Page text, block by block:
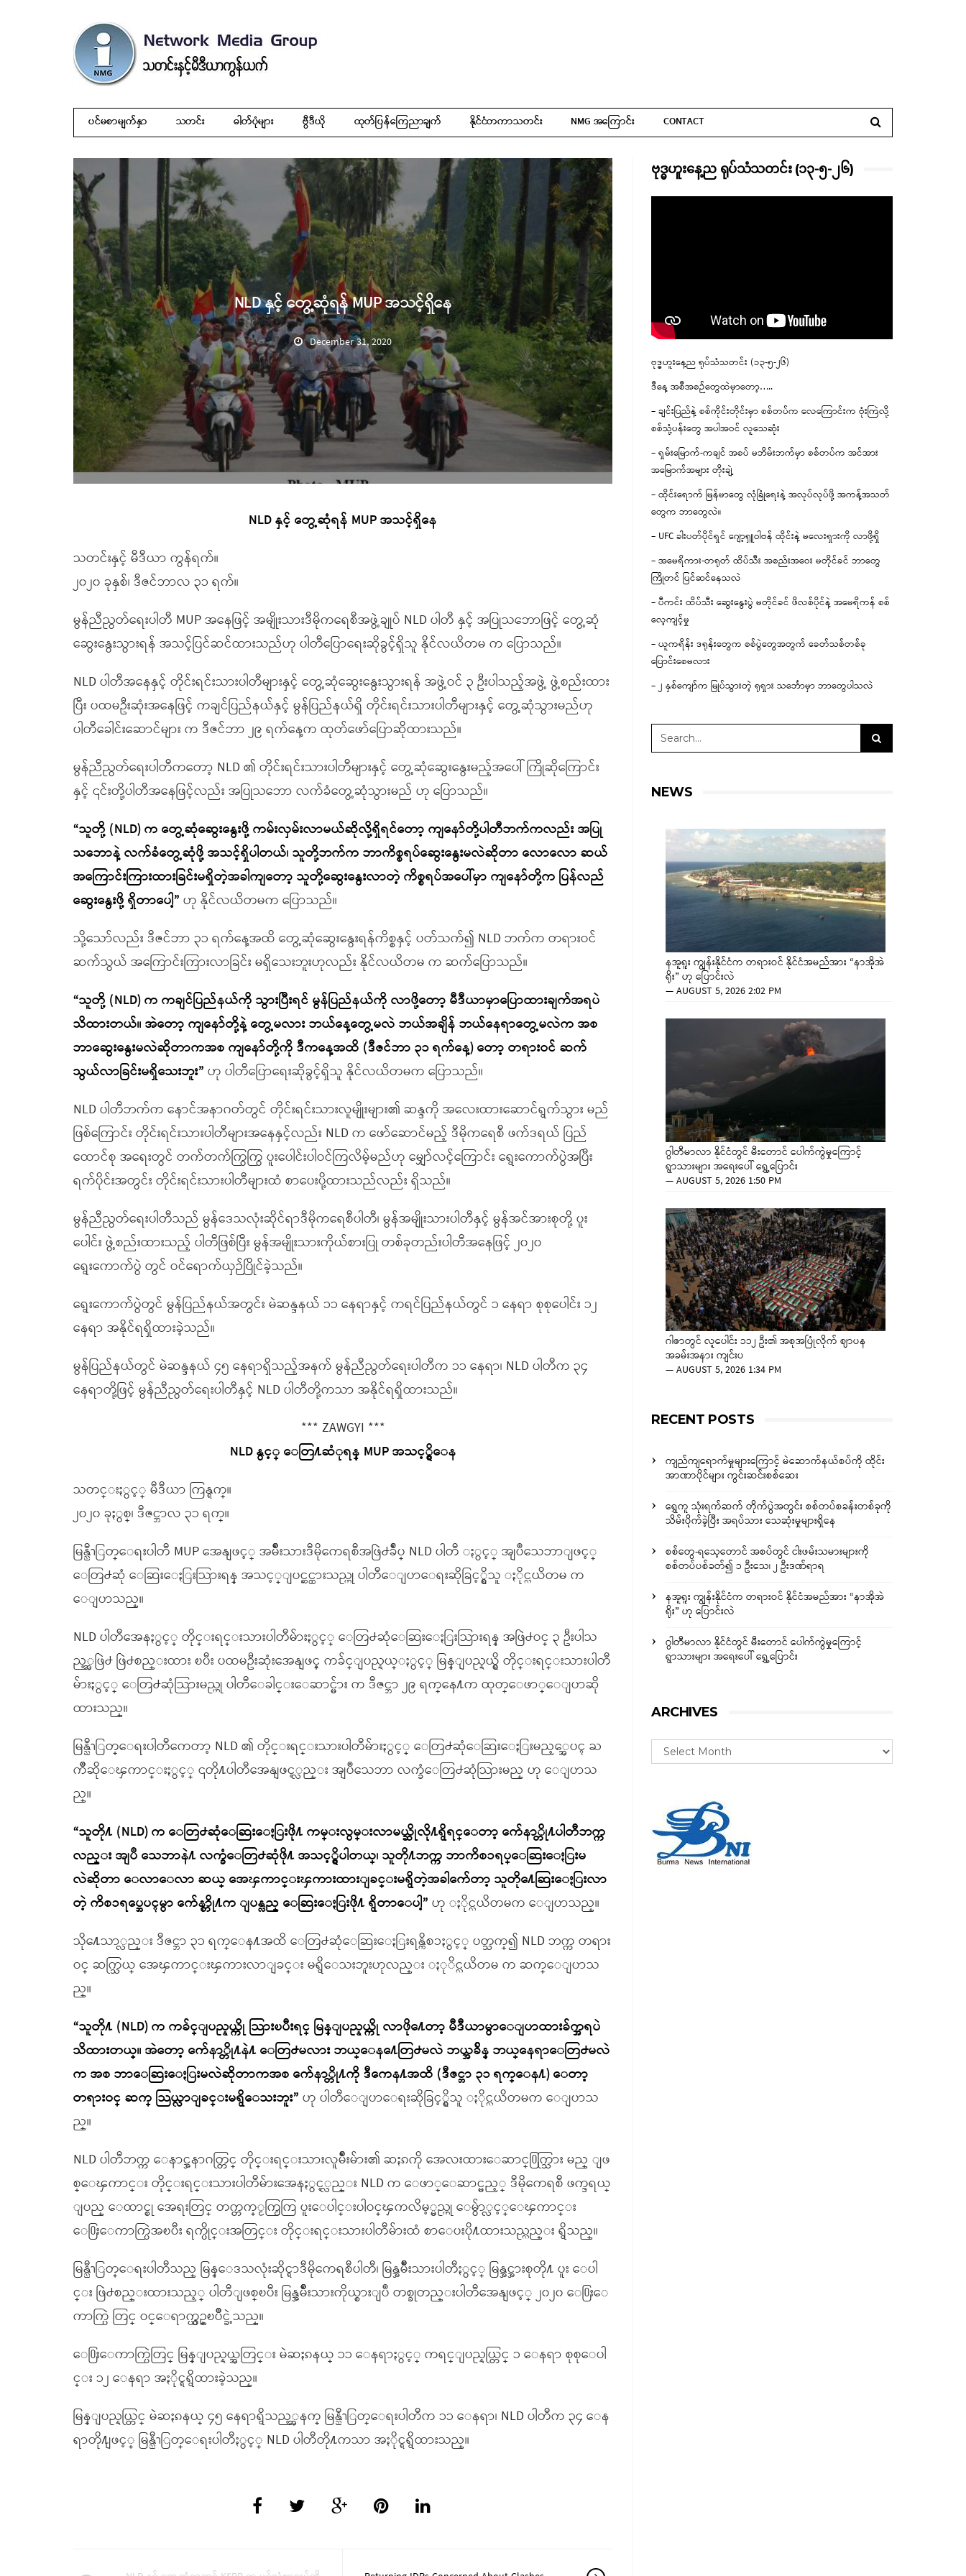
ပင်မစာမျက်နှာ သတင်း ဓါတ်ပုံများ ဗွီဒီယို ထုတ်ပြန်ကြေညာချက် နိုင်ငံတကာသတင်း NMG အကြောင်း CONTACT
NLD နှင့် တွေ့ဆုံရန် MUP အသင့်ရှိနေ
December 31, 2020
NLD နှင့် တွေ့ဆုံရန် MUP အသင့်ရှိနေ
သတင်းနှင့် မီဒီယာ ကွန်ရက်။
၂၀၂၀ ခုနှစ်၊ ဒီဇင်ဘာလ ၃၁ ရက်။
မွန်ညီညွတ်ရေးပါတီ MUP အနေဖြင့် အမျိုးသားဒီမိုကရေစီအဖွဲ့ချုပ် NLD ပါတီ နှင့် အပြုသဘောဖြင့် တွေ့ဆုံ
ဆွေးနွေးသွားရန် အသင့်ပြင်ဆင်ထားသည်ဟု ပါတီပြောရေးဆိုခွင့်ရှိသူ နိုင်လယိတမ က ပြောသည်။
NLD ပါတီအနေနှင့် တိုင်းရင်းသားပါတီများနှင့် တွေ့ဆုံဆွေးနွေးသွားရန် အဖွဲ့ဝင် ၃ ဦးပါသည့်အဖွဲ့ ဖွဲ့စည်းထား
ပြီး ပထမဦးဆုံးအနေဖြင့် ကချင်ပြည်နယ်နှင့် မွန်ပြည်နယ်ရှိ တိုင်းရင်းသားပါတီများနှင့် တွေ့ဆုံသွားမည်ဟု
ပါတီခေါင်းဆောင်များ က ဒီဇင်ဘာ ၂၉ ရက်နေ့က ထုတ်ဖော်ပြောဆိုထားသည်။
မွန်ညီညွတ်ရေးပါတီကတော့ NLD ၏ တိုင်းရင်းသားပါတီများနှင့် တွေ့ဆုံဆွေးနွေးမည့်အပေါ် ကြိုဆိုကြောင်း
နှင့် ၎င်းတို့ပါတီအနေဖြင့်လည်း အပြုသဘော လက်ခံတွေ့ဆုံသွားမည် ဟု ပြောသည်။
“သူတို့ (NLD) က တွေ့ဆုံဆွေးနွေးဖို့ ကမ်းလှမ်းလာမယ်ဆိုလို့ရှိရင်တော့ ကျနော်တို့ပါတီဘက်ကလည်း အပြု
သဘောနဲ့ လက်ခံတွေ့ဆုံဖို့ အသင့်ရှိပါတယ်၊ သူတို့ဘက်က ဘာကိစ္စရပ်ဆွေးနွေးမလဲဆိုတာ လောလော ဆယ်
အကြောင်းကြားထားခြင်းမရှိတဲ့အခါကျတော့ သူတို့ဆွေးနွေးလာတဲ့ ကိစ္စရပ်အပေါ်မှာ ကျနော်တို့က ပြန်လည်
ဆွေးနွေးဖို့ ရှိတာပေါ့” ဟု နိုင်လယိတမက ပြောသည်။
သို့သော်လည်း ဒီဇင်ဘာ ၃၁ ရက်နေ့အထိ တွေ့ဆုံဆွေးနွေးရန်ကိစ္စနှင့် ပတ်သက်၍ NLD ဘက်က တရားဝင်
ဆက်သွယ် အကြောင်းကြားလာခြင်း မရှိသေးဘူးဟုလည်း နိုင်လယိတမ က ဆက်ပြောသည်။
“သူတို့ (NLD) က ကချင်ပြည်နယ်ကို သွားပြီးရင် မွန်ပြည်နယ်ကို လာဖို့တော့ မီဒီယာမှာပြောထားချက်အရပဲ
သိထားတယ်။ အဲတော့ ကျနော်တို့နဲ့ တွေ့မလား ဘယ်နေ့တွေ့မလဲ ဘယ်အချိန် ဘယ်နေရာတွေ့မလဲက အစ
ဘာဆွေးနွေးမလဲဆိုတာကအစ ကျနော်တို့ကို ဒီကနေ့အထိ (ဒီဇင်ဘာ ၃၁ ရက်နေ့) တော့ တရားဝင် ဆက်
သွယ်လာခြင်းမရှိသေးဘူး” ဟု ပါတီပြောရေးဆိုခွင့်ရှိသူ နိုင်လယိတမက ပြောသည်။
NLD ပါတီဘက်က နောင်အနာဂတ်တွင် တိုင်းရင်းသားလူမျိုးများ၏ ဆန္ဒကို အလေးထားဆောင်ရွက်သွား မည်
ဖြစ်ကြောင်း တိုင်းရင်းသားပါတီများအနေနှင့်လည်း NLD က ဖော်ဆောင်မည့် ဒီမိုကရေစီ ဖက်ဒရယ် ပြည်
ထောင်စု အရေးတွင် တက်တက်ကြွကြွ ပူးပေါင်းပါဝင်ကြလိမ့်မည်ဟု မျှော်လင့်ကြောင်း ရွေးကောက်ပွဲအပြီး
ရက်ပိုင်းအတွင်း တိုင်းရင်းသားပါတီများထံ စာပေးပို့ထားသည်လည်း ရှိသည်။
မွန်ညီညွတ်ရေးပါတီသည် မွန်ဒေသလုံးဆိုင်ရာဒီမိုကရေစီပါတီ၊ မွန်အမျိုးသားပါတီနှင့် မွန်အင်အားစုတို့ ပူး
ပေါင်း ဖွဲ့စည်းထားသည့် ပါတီဖြစ်ပြီး မွန်အမျိုးသားကိုယ်စားပြု တစ်ခုတည်းပါတီအနေဖြင့် ၂၀၂၀
ရွေးကောက်ပွဲ တွင် ဝင်ရောက်ယှဉ်ပြိုင်ခဲ့သည်။
ရွေးကောက်ပွဲတွင် မွန်ပြည်နယ်အတွင်း မဲဆန္ဒနယ် ၁၁ နေရာနှင့် ကရင်ပြည်နယ်တွင် ၁ နေရာ စုစုပေါင်း ၁၂
နေရာ အနိုင်ရရှိထားခဲ့သည်။
မွန်ပြည်နယ်တွင် မဲဆန္ဒနယ် ၄၅ နေရာရှိသည့်အနက် မွန်ညီညွတ်ရေးပါတီက ၁၁ နေရာ၊ NLD ပါတီက ၃၄
နေရာတို့ဖြင့် မွန်ညီညွတ်ရေးပါတီနှင့် NLD ပါတီတို့ကသာ အနိုင်ရရှိထားသည်။
*** ZAWGYI ***
NLD နွင့္ ေတြ႔ဆံုရန္ MUP အသင့္ရွိေန
သတင္းႏွင့္ မီဒီယာ ကြန္ရက္။
၂၀၂၀ ခုႏွစ္၊ ဒီဇင္ဘာလ ၃၁ ရက္။
မြန္ညီၫြတ္ေရးပါတီ MUP အေနျဖင့္ အမ်ိဳးသားဒီမိုကေရစီအဖြဲ႕ခ်ဳပ္ NLD ပါတီ ႏွင့္ အျပဳသေဘာျဖင့္
ေတြ႕ဆုံ ေဆြးေႏြးသြားရန္ အသင့္ျပင္ဆင္ထားသည္ဟု ပါတီေျပာေရးဆိုခြင့္ရွိသူ ႏိုင္လယိတမ က
ေျပာသည္။
NLD ပါတီအေနႏွင့္ တိုင္းရင္းသားပါတီမ်ားႏွင့္ ေတြ႕ဆုံေဆြးေႏြးသြားရန္ အဖြဲ႕ဝင္ ၃ ဦးပါသ
ည့္အဖြဲ႕ ဖြဲ႕စည္းထား ၿပီး ပထမဦးဆုံးအေနျဖင့္ ကခ်င္ျပည္နယ္ႏွင့္ မြန္ျပည္နယ္ရွိ တိုင္းရင္းသားပါတီ
မ်ားႏွင့္ ေတြ႕ဆုံသြားမည္ဟု ပါတီေခါင္းေဆာင္မ်ား က ဒီဇင္ဘာ ၂၉ ရက္ေန႔က ထုတ္ေဖာ္ေျပာဆို
ထားသည္။
မြန္ညီၫြတ္ေရးပါတီကေတာ့ NLD ၏ တိုင္းရင္းသားပါတီမ်ားႏွင့္ ေတြ႕ဆုံေဆြးေႏြးမည့္အေပၚ ႀ
ကိဳဆိုေၾကာင္းႏွင့္ ၎တို႔ပါတီအေနျဖင့္လည္း အျပဳသေဘာ လက္ခံေတြ႕ဆုံသြားမည္ ဟု ေျပာသ
ည္။
“သူတို႔ (NLD) က ေတြ႕ဆုံေဆြးေႏြးဖို႔ ကမ္းလွမ္းလာမယ္ဆိုလို႔ရွိရင္ေတာ့ က်ေနာ္တို႔ပါတီဘက္က
လည္း အျပဳ သေဘာနဲ႔ လက္ခံေတြ႕ဆုံဖို႔ အသင့္ရွိပါတယ္၊ သူတို႔ဘက္က ဘာကိစၥရပ္ေဆြးေႏြးမ
လဲဆိုတာ ေလာေလာ ဆယ္ အေၾကာင္းၾကားထားျခင္းမရွိတဲ့အခါက်ေတာ့ သူတို႔ေဆြးေႏြးလာ
တဲ့ ကိစၥရပ္အေပၚမွာ က်ေနာ္တို႔က ျပန္လည္ ေဆြးေႏြးဖို႔ ရွိတာေပါ့” ဟု ႏိုင္လယိတမက ေျပာသည္။
သို႔ေသာ္လည္း ဒီဇင္ဘာ ၃၁ ရက္ေန႔အထိ ေတြ႕ဆုံေဆြးေႏြးရန္ကိစၥႏွင့္ ပတ္သက္၍ NLD ဘက္က တရား
ဝင္ ဆက္သြယ္ အေၾကာင္းၾကားလာျခင္း မရွိေသးဘူးဟုလည္း ႏုိင္လယိတမ က ဆက္ေျပာသ
ည္။
“သူတို႔ (NLD) က ကခ်င္ျပည္နယ္ကို သြားၿပီးရင္ မြန္ျပည္နယ္ကို လာဖို႔ေတာ့ မီဒီယာမွာေျပာထားခ်က္အရပဲ
သိထားတယ္။ အဲေတာ့ က်ေနာ္တို႔နဲ႔ ေတြ႕မလား ဘယ္ေန႔ေတြ႕မလဲ ဘယ္အခ်ိန္ ဘယ္ေနရာေတြ႕မလဲ
က အစ ဘာေဆြးေႏြးမလဲဆိုတာကအစ က်ေနာ္တို႔ကို ဒီကေန႔အထိ (ဒီဇင္ဘာ ၃၁ ရက္ေန႔) ေတာ့
တရားဝင္ ဆက္ သြယ္လာျခင္းမရွိေသးဘူး” ဟု ပါတီေျပာေရးဆိုခြင့္ရွိသူ ႏိုင္လယိတမက ေျပာသ
ည္။
NLD ပါတီဘက္က ေနာင္အနာဂတ္တြင္ တိုင္းရင္းသားလူမ်ိဳးမ်ား၏ ဆႏၵကို အေလးထားေဆာင္႐ြက္သြား မည္ ျဖ
စ္ေၾကာင္း တိုင္းရင္းသားပါတီမ်ားအေနႏွင့္လည္း NLD က ေဖာ္ေဆာင္မည့္ ဒီမိုကေရစီ ဖက္ဒရယ္
ျပည္ ေထာင္စု အေရးတြင္ တက္တက္ႂကြႂကြ ပူးေပါင္းပါဝင္ၾကလိမ့္မည္ဟု ေမွ်ာ္လင့္ေၾကာင္း
ေ႐ြးေကာက္ပြဲအၿပီး ရက္ပိုင္းအတြင္း တိုင္းရင္းသားပါတီမ်ားထံ စာေပးပို႔ထားသည္လည္း ရွိသည္။
မြန္ညီၫြတ္ေရးပါတီသည္ မြန္ေဒသလုံးဆိုင္ရာဒီမိုကေရစီပါတီ၊ မြန္အမ်ိဳးသားပါတီႏွင့္ မြန္အင္အားစုတို႔ ပူး ေပါ
င္း ဖြဲ႕စည္းထားသည့္ ပါတီျဖစ္ၿပီး မြန္အမ်ိဳးသားကိုယ္စားျပဳ တစ္ခုတည္းပါတီအေနျဖင့္ ၂၀၂၀ ေ႐ြးေ
ကာက္ပြဲ တြင္ ဝင္ေရာက္ယွဥ္ၿပိဳင္ခဲ့သည္။
ေ႐ြးေကာက္ပြဲတြင္ မြန္ျပည္နယ္အတြင္း မဲဆႏၵနယ္ ၁၁ ေနရာႏွင့္ ကရင္ျပည္နယ္တြင္ ၁ ေနရာ စုစုေပါ
င္း ၁၂ ေနရာ အႏိုင္ရရွိထားခဲ့သည္။
မြန္ျပည္နယ္တြင္ မဲဆႏၵနယ္ ၄၅ ေနရာရွိသည့္အနက္ မြန္ညီၫြတ္ေရးပါတီက ၁၁ ေနရာ၊ NLD ပါတီက ၃၄ ေန
ရာတို႔ျဖင့္ မြန္ညီၫြတ္ေရးပါတီႏွင့္ NLD ပါတီတို႔ကသာ အႏိုင္ရရွိထားသည္။
ဗုဒ္ဓဟူးနေ့ည ရုပ်သံသတင်း (၁၃-၅-၂၆)
ဗုဒ္ဓဟူးနေ့ည ရုပ်သံသတင်း (၁၃-၅-၂၆)
ဒီနေ့ အစီအစဉ်တွေထဲမှာတော့…..
– ချင်းပြည်နဲ့ စစ်ကိုင်းတိုင်းမှာ စစ်တပ်က လေကြောင်းက ဗုံးကြဲလို့
စစ်သုံ့ပန်းတွေ အပါအဝင် လူသေဆုံး
– ရှမ်းမြောက်-ကချင် အစပ် မဘိမ်းဘက်မှာ စစ်တပ်က အင်အား
အမြောက်အများ တိုးချဲ့
– ထိုင်းရောက် မြန်မာတွေ လုံခြုံရေးနဲ့ အလုပ်လုပ်ဖို့ အကန့်အသတ်
တွေက ဘာတွေလဲ။
– UFC ခါးပတ်ပိုင်ရှင် ဂျော့ရှူဝါဗန် ထိုင်းနဲ့ မလေးရှားကို လာဖို့ရှိ
– အမေရိကား-တရုတ် ထိပ်သီး အစည်းအဝေး မတိုင်ခင် ဘာတွေ
ကြိုတင် ပြင်ဆင်နေသလဲ
– ပီကင်း ထိပ်သီး ဆွေးနွေးပွဲ မတိုင်ခင် ဖိလစ်ပိုင်နဲ့ အမေရိကန် စစ်
လေ့ကျင့်မှု
– ယူကရိန်း ဒရုန်းတွေက စစ်ပွဲတွေအတွက် ခေတ်သစ်တစ်ခု
ပြောင်းစေမလား
– ၂ နှစ်ကျော်က မြုပ်သွားတဲ့ ရုရှား သင်္ဘောမှာ ဘာတွေပါသလဲ
NEWS
နအူရူး ကျွန်းနိုင်ငံက တရားဝင် နိုင်ငံအမည်အား “နာအိုအဲ
ရိုး” ဟု ပြောင်းလဲ
—AUGUST 5, 2026 2:02 PM
ဂွါတီမာလာ နိုင်ငံတွင် မီးတောင် ပေါက်ကွဲမှုကြောင့်
ရွာသားများ အရေးပေါ် ရွှေ့ပြောင်း
—AUGUST 5, 2026 1:50 PM
ဂါဇာတွင် လူပေါင်း ၁၁၂ ဦး၏ အစုအပြုံလိုက် ဈာပန
အခမ်းအနား ကျင်းပ
—AUGUST 5, 2026 1:34 PM
RECENT POSTS
ကျည်ကျရောက်မှုများကြောင့် မဲဆောက်နယ်စပ်ကို ထိုင်း
အာဏာပိုင်များ ကွင်းဆင်းစစ်ဆေး
ရွှေကူ သုံးရက်ဆက် တိုက်ပွဲအတွင်း စစ်တပ်စခန်းတစ်ခုကို
သိမ်းပိုက်ခဲ့ပြီး အရပ်သား သေဆုံးမှုများရှိနေ
စစ်တွေ-ရသေ့တောင် အစပ်တွင် ငါးဖမ်းသမားများကို
စစ်တပ်ပစ်ခတ်၍ ၁ ဦးသေ၊ ၂ ဦးဒဏ်ရာရ
နအူရူး ကျွန်းနိုင်ငံက တရားဝင် နိုင်ငံအမည်အား “နာအိုအဲ
ရိုး” ဟု ပြောင်းလဲ
ဂွါတီမာလာ နိုင်ငံတွင် မီးတောင် ပေါက်ကွဲမှုကြောင့်
ရွာသားများ အရေးပေါ် ရွှေ့ပြောင်း
ARCHIVES